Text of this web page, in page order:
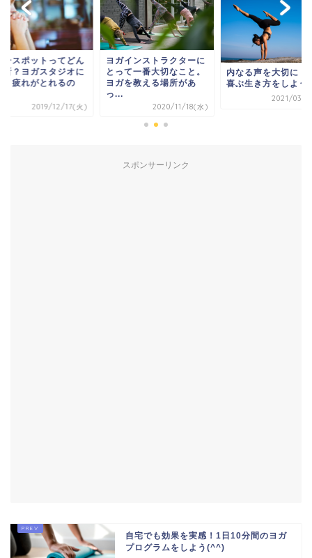
ースポットってどん
所？ヨガスタジオに
と疲れがとれるの
2019/12/17(火)
ヨガインストラクターに
とって一番大切なこと。
ヨガを教える場所があ
っ...
2020/11/18(水)
内なる声を大切に！
喜ぶ生き方をしよ
2021/03/
スポンサーリンク
自宅でも効果を実感！1日10分間のヨガ
プログラムをしよう(^^)